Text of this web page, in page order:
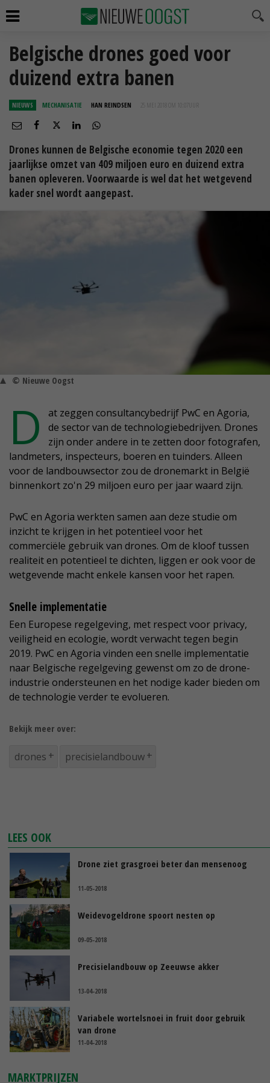
Belgische drones goed voor
duizend extra banen
NIEUWS MECHANISATIE HAN REINDSEN 25 MEI 2018 OM 10:07
Drones kunnen de Belgische economie tegen 2020 een
jaarlijkse omzet van 409 miljoen euro en duizend extra
banen opleveren. Voorwaarde is wel dat het wetgevend
kader snel wordt aangepast.
© Nieuwe Oogst
D
at zeggen consultancybedrijf PwC en Agoria,
de sector van de technologiebedrijven. Drones
zijn onder andere in te zetten door fotografen,
landmeters, inspecteurs, boeren en tuinders. Alleen
voor de landbouwsector zou de dronemarkt in België
binnenkort zo'n 29 miljoen euro per jaar waard zijn.
PwC en Agoria werkten samen aan deze studie om
inzicht te krijgen in het potentieel voor het
commerciële gebruik van drones. Om de kloof tussen
realiteit en potentieel te dichten, liggen er ook voor de
wetgevende macht enkele kansen voor het rapen.
Snelle implementatie
Een Europese regelgeving, met respect voor privacy,
veiligheid en ecologie, wordt verwacht tegen begin
2019. PwC en Agoria vinden een snelle implementatie
naar Belgische regelgeving gewenst om zo de drone-
industrie ondersteunen en het nodige kader bieden om
de technologie verder te evolueren.
Bekijk meer over:
drones precisielandbouw
LEES OOK
Drone ziet grasgroei beter dan mensenoog
11-05-2018
Weidevogeldrone spoort nesten op
09-05-2018
Precisielandbouw op Zeeuwse akker
13-04-2018
Variabele wortelsnoei in fruit door gebruik
van drone
11-04-2018
MARKTPRIJZEN